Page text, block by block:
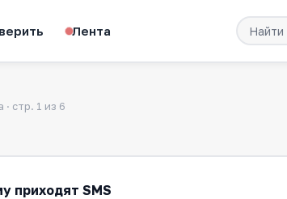
Лента
стр. 1 из 6
приходят SMS